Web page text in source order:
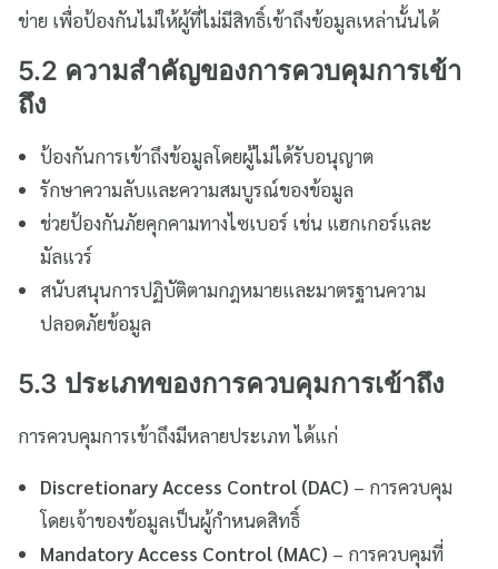
ข่าย เพื่อป้องกันไม่ให้ผู้ที่ไม่มีสิทธิ์เข้าถึงข้อมูลเหล่านั้นได้
5.2 ความสำคัญของการควบคุมการเข้า
ถึง
ป้องกันการเข้าถึงข้อมูลโดยผู้ไม่ได้รับอนุญาต
รักษาความลับและความสมบูรณ์ของข้อมูล
ช่วยป้องกันภัยคุกคามทางไซเบอร์ เช่น แฮกเกอร์และ
มัลแวร์
สนับสนุนการปฏิบัติตามกฎหมายและมาตรฐานความ
ปลอดภัยข้อมูล
5.3 ประเภทของการควบคุมการเข้าถึง
การควบคุมการเข้าถึงมีหลายประเภท ได้แก่
Discretionary Access Control (DAC) – การควบคุม
โดยเจ้าของข้อมูลเป็นผู้กำหนดสิทธิ์
Mandatory Access Control (MAC) – การควบคุมที่